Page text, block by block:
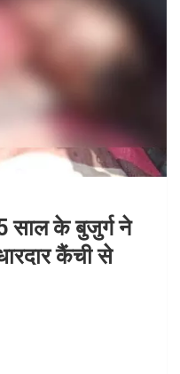
साल के बुजुर्ग ने
कैंची से